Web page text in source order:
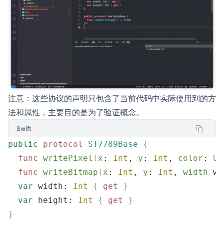
注意：这些协议的声明只包含了当前代码中实际使用到的方
法和属性，主要目的是为了验证概念。
Swift
public protocol ST7789Base {
  func
writePixel ( x : Int , y : Int , color :
  func
writeBitmap ( x : Int , y : Int , width w
  var
width: Int { get
}
  var
height: Int { get
}
}